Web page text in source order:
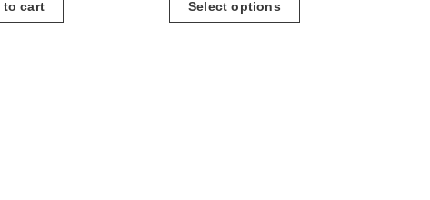
to cart Select options